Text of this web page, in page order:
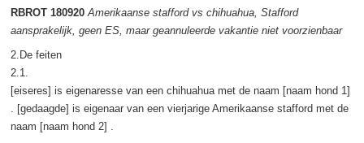
RBROT 180920 Amerikaanse stafford vs chihuahua, Stafford
aansprakelijk, geen ES, maar geannuleerde vakantie niet voorzienbaar
2.De feiten
2.1.
[eiseres] is eigenaresse van een chihuahua met de naam [naam hond 1]
. [gedaagde] is eigenaar van een vierjarige Amerikaanse stafford met de
naam [naam hond 2] .